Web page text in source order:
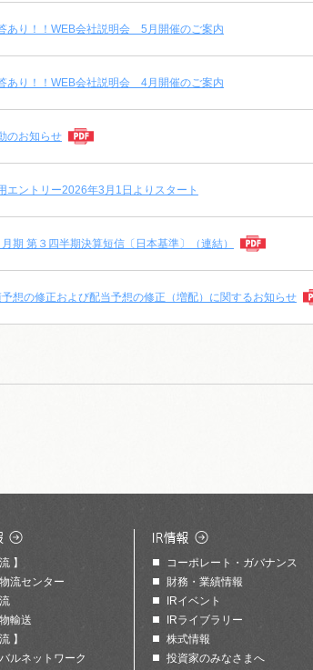
あり！！WEB会社説明会 5月開催のご案内
あり！！WEB会社説明会 4月開催のご案内
のお知らせ
エントリー2026年3月1日よりスタート
期 第３四半期決算短信〔日本基準〕（連結）
想の修正および配当予想の修正（増配）に関するお知らせ
】
流センター
輸送
】
ルネットワーク
コーポレート・ガバナンス
財務・業績情報
IRイベント
IRライブラリー
株式情報
投資家のみなさまへ